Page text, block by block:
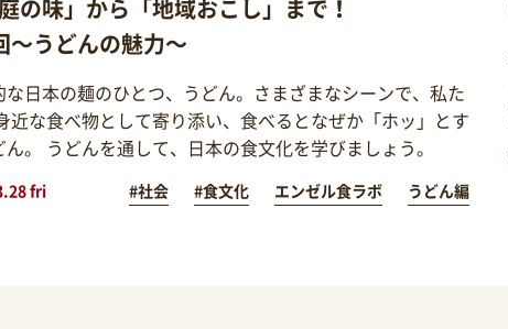
庭の味」から「地域おこし」まで！
～うどんの魅力～
な日本の麺のひとつ、うどん。さまざまなシーンで、私た
近な食べ物として寄り添い、食べるとなぜか「ホッ」とす
ん。 うどんを通して、日本の食文化を学びましょう。
fri #社会 #食文化 エンゼル食ラボ うどん編